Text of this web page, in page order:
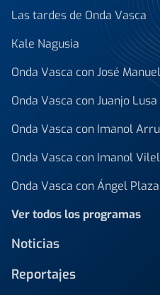
Las tardes de Onda Vasca
Kale Nagusia
Onda Vasca con José
Onda Vasca con Juanjo
Onda Vasca con Imanol
Onda Vasca con Imanol
Onda Vasca con Ángel Plaza
Ver todos los programas
Noticias
Reportajes